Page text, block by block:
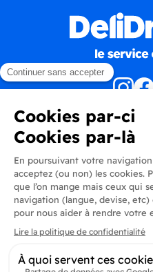
Produits
En savoir plus
Informations